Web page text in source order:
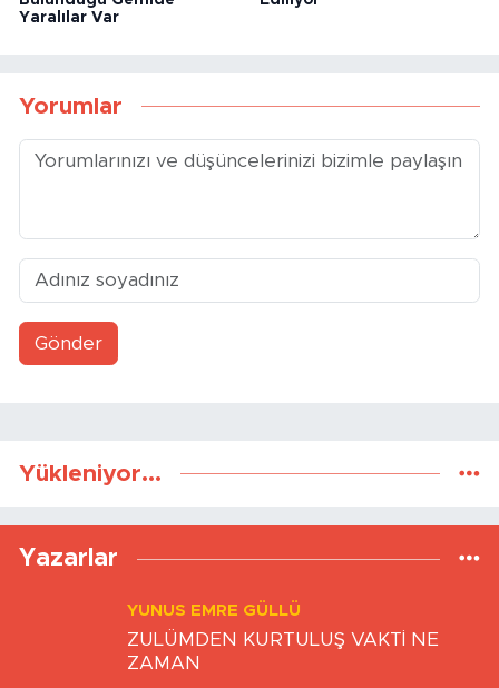
Yaralılar Var
Yorumlar
Gönder
Yükleniyor...
Yazarlar
YUNUS EMRE GÜLLÜ
ZULÜMDEN KURTULUŞ VAKTİ NE
ZAMAN